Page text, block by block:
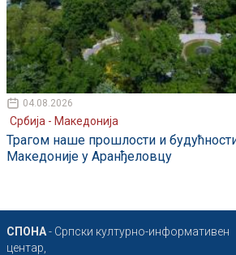
04.08.2026
Србија - Македонија
Трагом наше прошлости и
Македоније у Аранђеловцу
СПОНА- Српски културно-информативен
центар,